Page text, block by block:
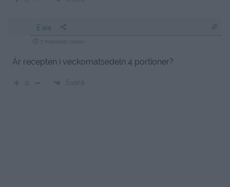
Ewa
Är recepten i veckomatsedeln 4 portioner?
Svara